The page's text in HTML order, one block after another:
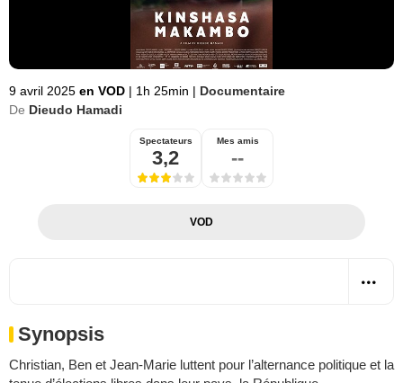
9 avril 2025 en VOD | 1h 25min | Documentaire
De Dieudo Hamadi
Spectateurs
3,2
Mes amis
--
VOD
Synopsis
Christian, Ben et Jean-Marie luttent pour l’alternance politique et la